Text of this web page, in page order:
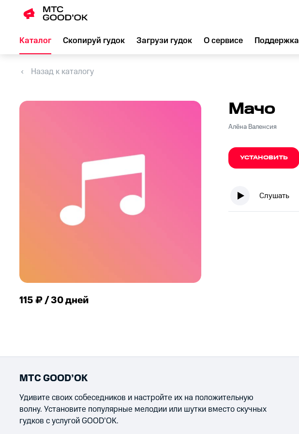
Каталог Скопируй гудок Загрузи гудок О сервисе Поддержка
Назад к каталогу
115 ₽ / 30 дней
Мачо
Алёна Валенсия
УСТАНОВИТЬ
Слушать
МТС GOOD’OK
Удивите своих собеседников и настройте их на положительную
волну. Установите популярные мелодии или шутки вместо скучных
гудков с услугой GOOD’OK.